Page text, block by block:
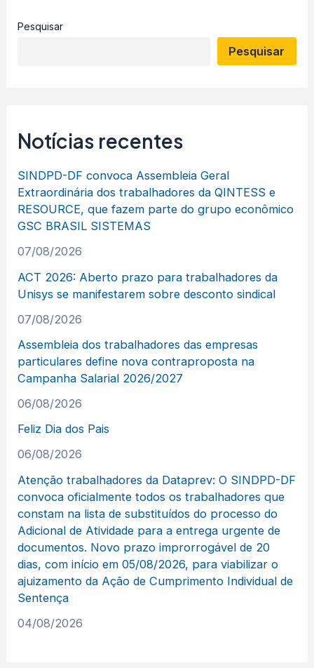
Pesquisar
Pesquisar
Notícias recentes
SINDPD-DF convoca Assembleia Geral
Extraordinária dos trabalhadores da QINTESS e
RESOURCE, que fazem parte do grupo econômico
GSC BRASIL SISTEMAS
07/08/2026
ACT 2026: Aberto prazo para trabalhadores da
Unisys se manifestarem sobre desconto sindical
07/08/2026
Assembleia dos trabalhadores das empresas
particulares define nova contraproposta na
Campanha Salarial 2026/2027
06/08/2026
Feliz Dia dos Pais
06/08/2026
Atenção trabalhadores da Dataprev: O SINDPD-DF
convoca oficialmente todos os trabalhadores que
constam na lista de substituídos do processo do
Adicional de Atividade para a entrega urgente de
documentos. Novo prazo improrrogável de 20
dias, com início em 05/08/2026, para viabilizar o
ajuizamento da Ação de Cumprimento Individual de
Sentença
04/08/2026